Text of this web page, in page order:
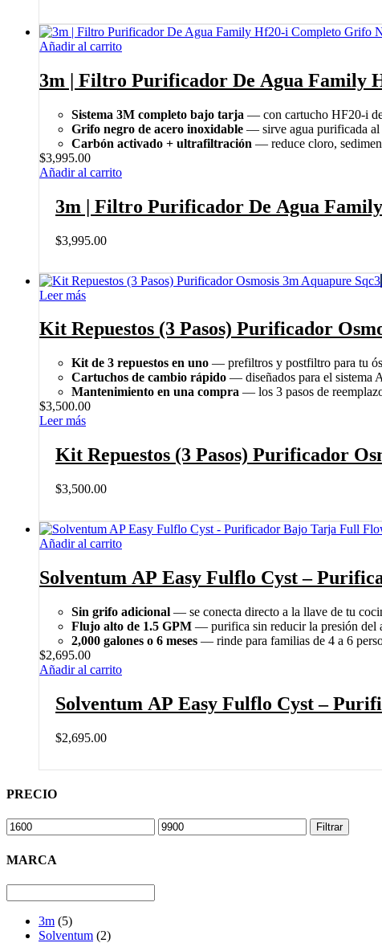
Añadir al carrito
3m | Filtro Purificador De Agua Family
Sistema 3M completo bajo tarja — con cartucho HF20-i
Grifo negro de acero inoxidable — sirve agua purificada al
Carbón activado + ultrafiltración — reduce cloro,
$3,995.00
Añadir al carrito
3m | Filtro Purificador De Agua
$3,995.00
Leer más
Kit Repuestos (3 Pasos) Purificador
Kit de 3 repuestos en uno — prefiltros y postfiltro para tu
Cartuchos de cambio rápido — diseñados para el sistema
Mantenimiento en una compra — los 3 pasos de
$3,500.00
Leer más
Kit Repuestos (3 Pasos) Purificador
$3,500.00
Añadir al carrito
Solventum AP Easy Fulflo Cyst –
Sin grifo adicional — se conecta directo a la llave de tu
Flujo alto de 1.5 GPM — purifica sin reducir la presión del
2,000 galones o 6 meses — rinde para familias de 4 a 6
$2,695.00
Añadir al carrito
Solventum AP Easy Fulflo Cyst –
$2,695.00
PRECIO
Filtrar
MARCA
3m (5)
Solventum (2)